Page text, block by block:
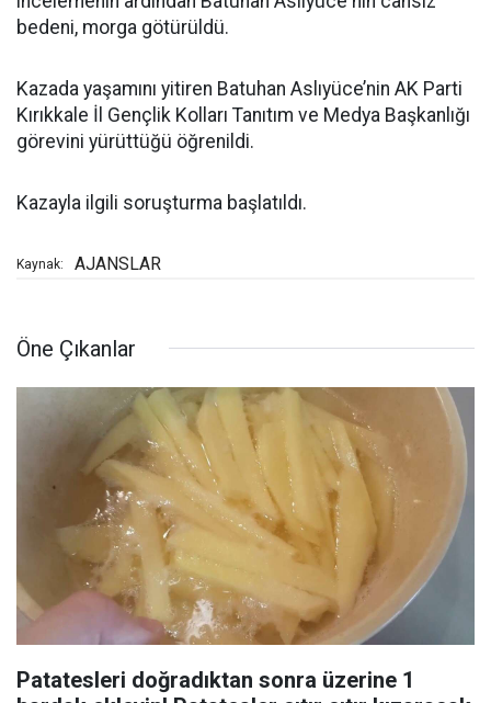
bedeni, morga götürüldü.
Kazada yaşamını yitiren Batuhan Aslıyüce’nin AK Parti
Kırıkkale İl Gençlik Kolları Tanıtım ve Medya Başkanlığı
görevini yürüttüğü öğrenildi.
Kazayla ilgili soruşturma başlatıldı.
Kaynak: AJANSLAR
Öne Çıkanlar
Patatesleri doğradıktan sonra üzerine 1